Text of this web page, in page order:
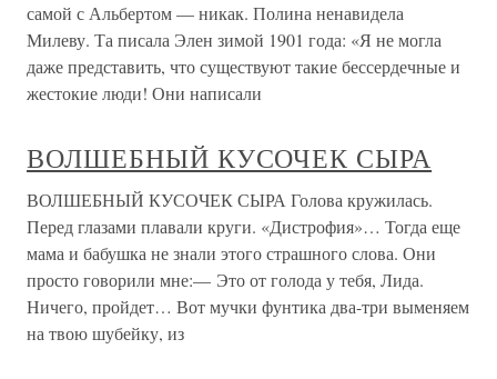
самой с Альбертом — никак. Полина ненавидела
Милеву. Та писала Элен зимой 1901 года: «Я не могла
даже представить, что существуют такие бессердечные и
жестокие люди! Они написали
ВОЛШЕБНЫЙ КУСОЧЕК СЫРА
ВОЛШЕБНЫЙ КУСОЧЕК СЫРА Голова кружилась.
Перед глазами плавали круги. «Дистрофия»… Тогда еще
мама и бабушка не знали этого страшного слова. Они
просто говорили мне:— Это от голода у тебя, Лида.
Ничего, пройдет… Вот мучки фунтика два-три выменяем
на твою шубейку, из